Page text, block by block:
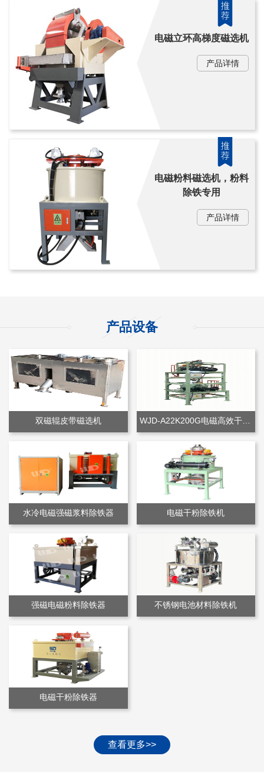
电磁立环高梯度磁选机
产品详情
电磁粉料磁选机，粉料
除铁专用
产品详情
产品设备
双磁辊皮带磁选机 WJD-A22K200G电磁高效干粉除铁机
水冷电磁强磁浆料除铁器 电磁干粉除铁机
强磁电磁粉料除铁器 不锈钢电池材料除铁机
电磁干粉除铁器
查看更多>>